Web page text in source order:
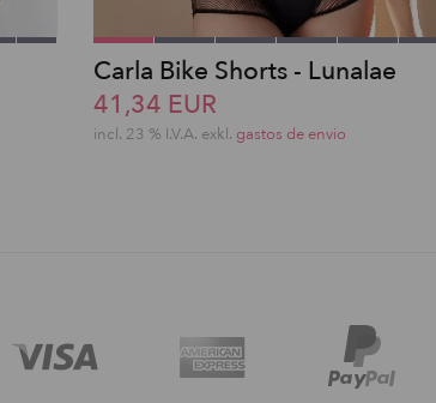
Carla Bike Shorts - Lunalae
41,34 EUR
incl. 23 % I.V.A. exkl. gastos de envio